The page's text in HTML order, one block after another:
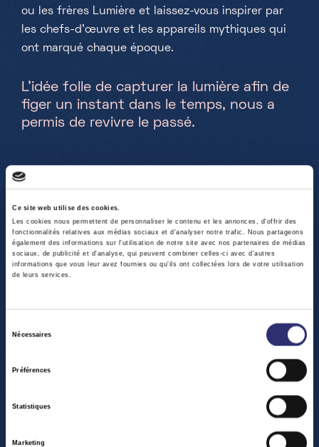
Ce site web utilise des cookies.
Les cookies nous permettent de personnaliser le contenu et les annonces, d'offrir des
fonctionnalités relatives aux médias sociaux et d'analyser notre trafic. Nous partageons
également des informations sur l'utilisation de notre site avec nos partenaires de médias
sociaux, de publicité et d'analyse, qui peuvent combiner celles-ci avec d'autres
informations que vous leur avez fournies ou qu'ils ont collectées lors de votre utilisation
de leurs services.
Nécessaires
Préférences
Statistiques
Marketing
ou les frères Lumière et laissez-vous inspirer par
les chefs-d’œuvre et les appareils mythiques qui
ont marqué chaque époque.
L’idée folle de capturer la lumière afin de
figer un instant dans le temps, nous a
permis de revivre le passé.